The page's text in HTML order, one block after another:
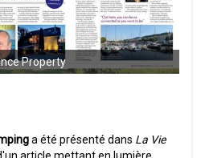
Property
a été présenté dans La Vie